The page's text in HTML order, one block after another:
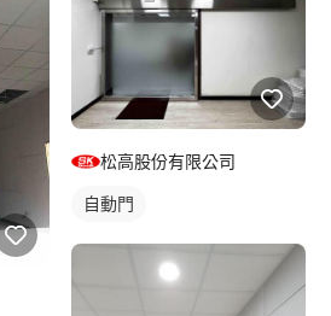
松高股份有限公司
自動門